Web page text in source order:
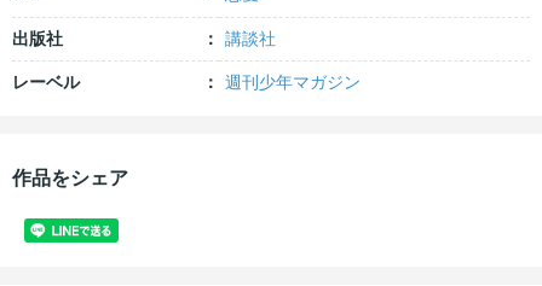
出版社 講談社
レーベル 週刊少年マガジン
作品をシェア